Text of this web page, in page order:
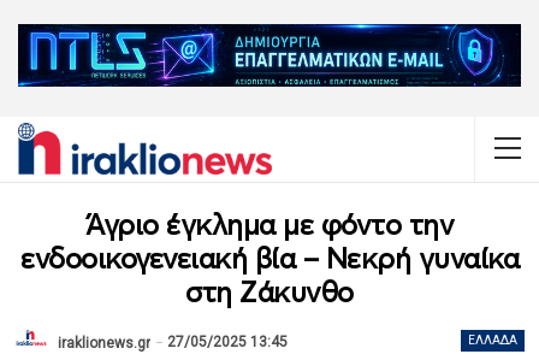
Άγριο έγκλημα με φόντο την
ενδοοικογενειακή βία – Νεκρή γυναίκα
στη Ζάκυνθο
ΕΛΛΆΔΑ
iraklionews.gr 27/05/2025 13:45